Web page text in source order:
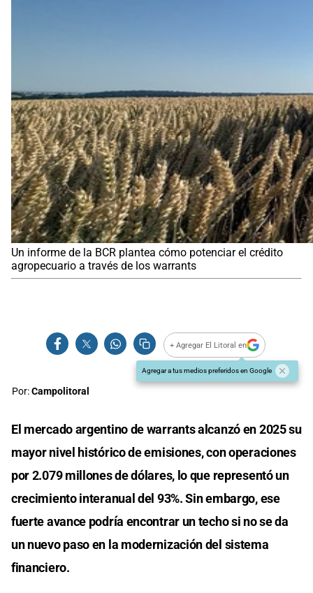
Un informe de la BCR plantea cómo potenciar el crédito
agropecuario a través de los warrants
+ Agregar El Litoral en
Agregar a tus medios preferidos en Google
Por:Campolitoral
El mercado argentino de warrants alcanzó en 2025 su
mayor nivel histórico de emisiones, con operaciones
por 2.079 millones de dólares, lo que representó un
crecimiento interanual del 93%. Sin embargo, ese
fuerte avance podría encontrar un techo si no se da
un nuevo paso en la modernización del sistema
financiero.